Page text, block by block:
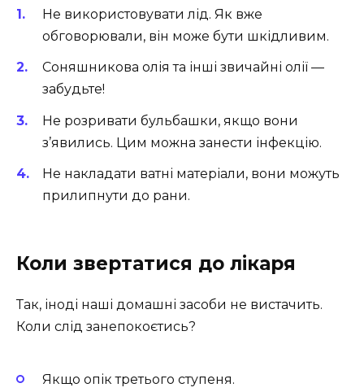
Не використовувати лід. Як вже
обговорювали, він може бути шкідливим.
Соняшникова олія та інші звичайні олії —
забудьте!
Не розривати бульбашки, якщо вони
з’явились. Цим можна занести інфекцію.
Не накладати ватні матеріали, вони можуть
прилипнути до рани.
Коли звертатися до лікаря
Так, іноді наші домашні засоби не вистачить.
Коли слід занепокоєтись?
Якщо опік третього ступеня.